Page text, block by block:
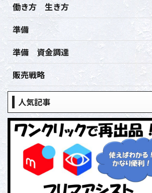
働き方 生き方
準備
準備 資金調達
販売戦略
人気記事